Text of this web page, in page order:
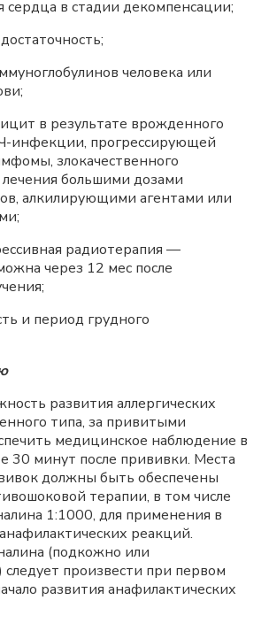
в стадии декомпенсации;
человека или
в результате врожденного
инфекции, прогрессирующей
злокачественного
лечения большими дозами
алкилирующими агентами или
радиотерапия —
через 12 мес после
и период грудного
развития аллергических
типа, за привитыми
медицинское наблюдение в
30 минут после прививки. Места
должны быть обеспечены
терапии, в том числе
1:1000, для применения в
реакций.
(подкожно или
произвести при первом
развития анафилактических